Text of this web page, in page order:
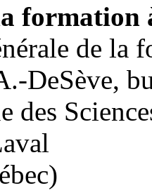
formation
de la
DeSève,
des